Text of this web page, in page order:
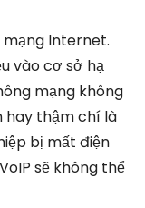
Internet.
vào cơ sở hạ
mạng không
hay thậm chí là
bị mất điện
sẽ không thể